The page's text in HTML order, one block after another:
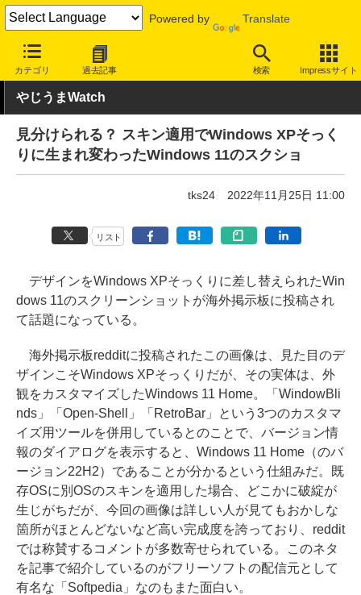
Powered by Translate
カテゴリ 過去記事 検索 Impressサイト
INTERNET Watch トピック
やじうまWatch
見分けられる？ スキン適用でWindows XPそっく
りに生まれ変わったWindows 11のスクショ
tks24 2022年11月25日 11:00
リスト
デザインをWindows XPそっくりに差し替えられたWin
dows 11のスクリーンショットが海外掲示板に投稿され
て話題になっている。
海外掲示板redditに投稿されたこの画像は、見た目のデ
ザインこそWindows XPそっくりだが、その実体は、外
観をカスタマイズしたWindows 11 Home。「WindowBli
nds」「Open-Shell」「RetroBar」という3つのカスタマ
イズ用ツールを併用しているとのことで、バージョン情
報のダイアログを表示すると、Windows 11 Home（のバ
ージョン22H2）であることが分かるという仕組みだ。既
存OSに別OSのスキンを適用した場合、どこかに破綻が
生じがちだが、今回の画像は詳しい人が見てもおかしな
箇所がほとんどないなど高い完成度を誇っており、reddit
では称賛するコメントが多数寄せられている。このネタ
を記事で紹介しているのがフリーソフトの配信元として
有名な「Softpedia」なのもまた面白い。